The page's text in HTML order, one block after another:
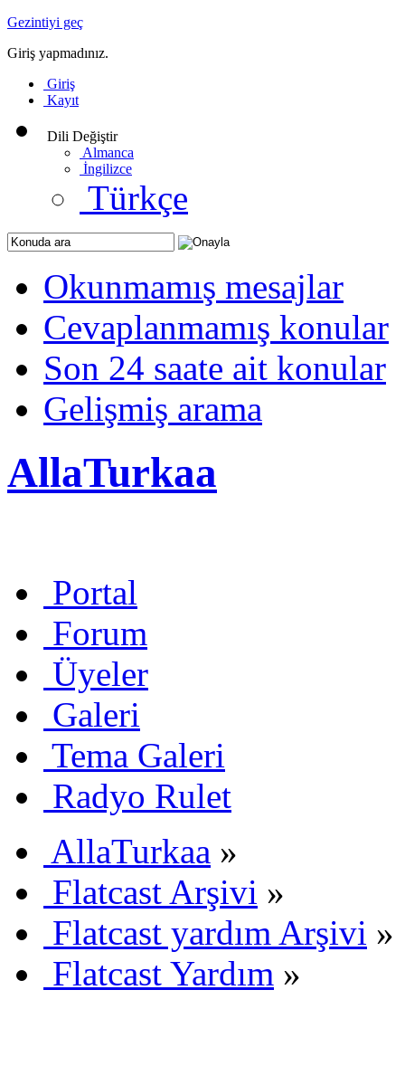
Gezintiyi geç
Giriş yapmadınız.
Giriş
Kayıt
Dili Değiştir
Almanca
İngilizce
Türkçe
Okunmamış mesajlar
Cevaplanmamış konular
Son 24 saate ait konular
Gelişmiş arama
AllaTurkaa
Portal
Forum
Üyeler
Galeri
Tema Galeri
Radyo Rulet
AllaTurkaa »
Flatcast Arşivi »
Flatcast yardım Arşivi »
Flatcast Yardım »